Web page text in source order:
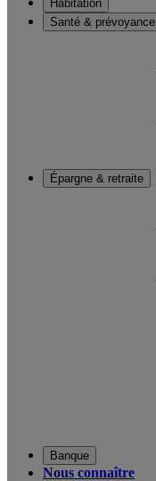
Habitation
Santé & prévoyance
Épargne & retraite
Banque
Nous connaître